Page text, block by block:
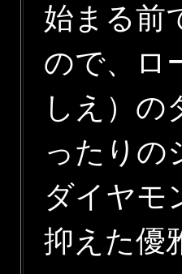
始まる前
ので、ロ
しえ）の
ったりの
ダイヤモ
抑えた優